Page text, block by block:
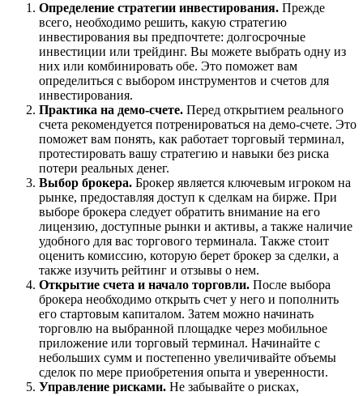
Определение стратегии инвестирования. Прежде
всего, необходимо решить, какую стратегию
инвестирования вы предпочтете: долгосрочные
инвестиции или трейдинг. Вы можете выбрать одну из
них или комбинировать обе. Это поможет вам
определиться с выбором инструментов и счетов для
инвестирования.
Практика на демо-счете. Перед открытием реального
счета рекомендуется потренироваться на демо-счете. Это
поможет вам понять, как работает торговый терминал,
протестировать вашу стратегию и навыки без риска
потери реальных денег.
Выбор брокера. Брокер является ключевым игроком на
рынке, предоставляя доступ к сделкам на бирже. При
выборе брокера следует обратить внимание на его
лицензию, доступные рынки и активы, а также наличие
удобного для вас торгового терминала. Также стоит
оценить комиссию, которую берет брокер за сделки, а
также изучить рейтинг и отзывы о нем.
Открытие счета и начало торговли. После выбора
брокера необходимо открыть счет у него и пополнить
его стартовым капиталом. Затем можно начинать
торговлю на выбранной площадке через мобильное
приложение или торговый терминал. Начинайте с
небольших сумм и постепенно увеличивайте объемы
сделок по мере приобретения опыта и уверенности.
Управление рисками. Не забывайте о рисках,